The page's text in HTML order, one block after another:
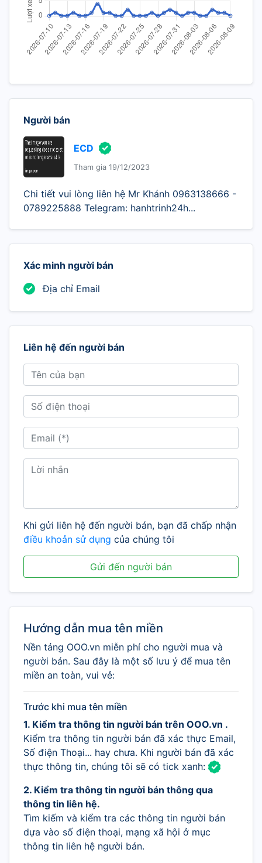
Người bán
ECD
Tham gia 19/12/2023
Chi tiết vui lòng liên hệ Mr Khánh 0963138666 -
0789225888 Telegram: hanhtrinh24h...
Xác minh người bán
Địa chỉ Email
Liên hệ đến người bán
Khi gửi liên hệ đến người bán, bạn đã chấp nhận
điều khoản sử dụng của chúng tôi
Gửi đến người bán
Hướng dẫn mua tên miền
Nền tảng OOO.vn miễn phí cho người mua và
người bán. Sau đây là một số lưu ý để mua tên
miền an toàn, vui vẻ:
Trước khi mua tên miền
1. Kiểm tra thông tin người bán trên OOO.vn .
Kiểm tra thông tin người bán đã xác thực Email,
Số điện Thoại... hay chưa. Khi người bán đã xác
thực thông tin, chúng tôi sẽ có tick xanh:
2. Kiểm tra thông tin người bán thông qua
thông tin liên hệ.
Tìm kiếm và kiểm tra các thông tin người bán
dựa vào số điện thoại, mạng xã hội ở mục
thông tin liên hệ người bán.